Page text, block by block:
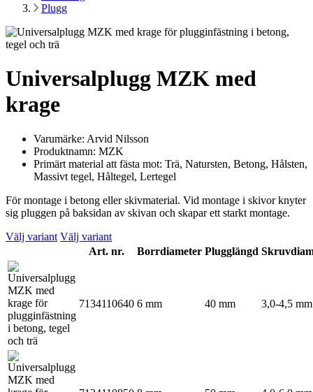
Plugg
Universalplugg MZK med
krage
Varumärke: Arvid Nilsson
Produktnamn: MZK
Primärt material att fästa mot: Trä, Natursten, Betong, Hålsten,
Massivt tegel, Håltegel, Lertegel
För montage i betong eller skivmaterial. Vid montage i skivor knyter
sig pluggen på baksidan av skivan och skapar ett starkt montage.
Välj variant Välj variant
Art. nr.
Borrdiameter Plugglängd
7134110640 6 mm 40 mm 3,0-4,5 mm